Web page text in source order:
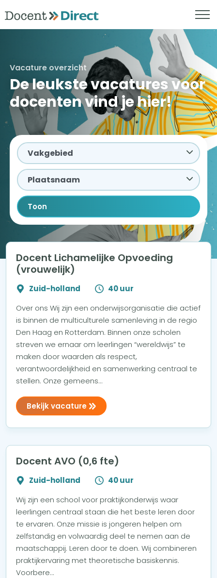
Vacature overzicht
De leukste vacatures voor
docenten vind je hier!
Toon
Docent Lichamelijke Opvoeding
(vrouwelijk)
Zuid-holland
40 uur
Over ons Wij zijn een onderwijsorganisatie die actief
is binnen de multiculturele samenleving in de regio
Den Haag en Rotterdam. Binnen onze scholen
streven we ernaar om leerlingen “wereldwijs” te
maken door waarden als respect,
verantwoordelijkheid en samenwerking centraal te
stellen. Onze gemeens...
Bekijk vacature
Docent AVO (0,6 fte)
Zuid-holland
40 uur
Wij zijn een school voor praktijkonderwijs waar
leerlingen centraal staan die het beste leren door
te ervaren. Onze missie is jongeren helpen om
zelfstandig en volwaardig deel te nemen aan de
maatschappij. Leren door te doen. Wij combineren
praktijkervaring met theoretische basiskennis.
Voorbere...